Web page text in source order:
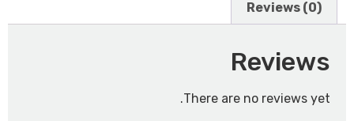
Reviews (0)
Reviews
There are no reviews yet.